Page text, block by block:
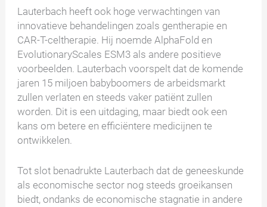
Lauterbach heeft ook hoge verwachtingen van
innovatieve behandelingen zoals gentherapie en
CAR-T-celtherapie. Hij noemde AlphaFold en
EvolutionaryScales ESM3 als andere positieve
voorbeelden. Lauterbach voorspelt dat de komende
jaren 15 miljoen babyboomers de arbeidsmarkt
zullen verlaten en steeds vaker patiënt zullen
worden. Dit is een uitdaging, maar biedt ook een
kans om betere en efficiëntere medicijnen te
ontwikkelen.
Tot slot benadrukte Lauterbach dat de geneeskunde
als economische sector nog steeds groeikansen
biedt, ondanks de economische stagnatie in andere